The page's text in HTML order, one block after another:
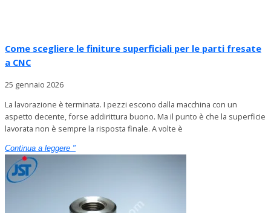
Come scegliere le finiture superficiali per le parti fresate
a CNC
25 gennaio 2026
La lavorazione è terminata. I pezzi escono dalla macchina con un
aspetto decente, forse addirittura buono. Ma il punto è che la superficie
lavorata non è sempre la risposta finale. A volte è
Continua a leggere "